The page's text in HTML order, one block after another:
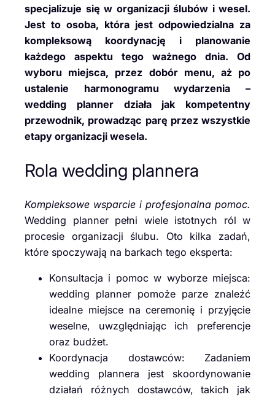
specjalizuje się w organizacji ślubów i wesel.
Jest to osoba, która jest odpowiedzialna za
kompleksową koordynację i planowanie
każdego aspektu tego ważnego dnia. Od
wyboru miejsca, przez dobór menu, aż po
ustalenie harmonogramu wydarzenia –
wedding planner działa jak kompetentny
przewodnik, prowadząc parę przez wszystkie
etapy organizacji wesela.
Rola wedding plannera
Kompleksowe wsparcie i profesjonalna pomoc.
Wedding planner pełni wiele istotnych ról w
procesie organizacji ślubu. Oto kilka zadań,
które spoczywają na barkach tego eksperta:
Konsultacja i pomoc w wyborze miejsca:
wedding planner pomoże parze znaleźć
idealne miejsce na ceremonię i przyjęcie
weselne, uwzględniając ich preferencje
oraz budżet.
Koordynacja dostawców: Zadaniem
wedding plannera jest skoordynowanie
działań różnych dostawców, takich jak